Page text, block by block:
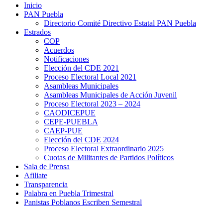
Inicio
PAN Puebla
Directorio Comité Directivo Estatal PAN Puebla
Estrados
COP
Acuerdos
Notificaciones
Elección del CDE 2021
Proceso Electoral Local 2021
Asambleas Municipales
Asambleas Municipales de Acción Juvenil
Proceso Electoral 2023 – 2024
CAODICEPUE
CEPE-PUEBLA
CAEP-PUE
Elección del CDE 2024
Proceso Electoral Extraordinario 2025
Cuotas de Militantes de Partidos Políticos
Sala de Prensa
Afiliate
Transparencia
Palabra en Puebla Trimestral
Panistas Poblanos Escriben Semestral